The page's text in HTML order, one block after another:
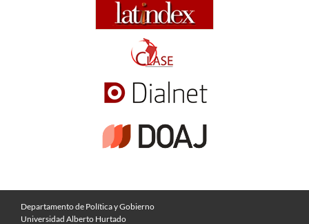
Departamento de Política y Gobierno
Universidad Alberto Hurtado